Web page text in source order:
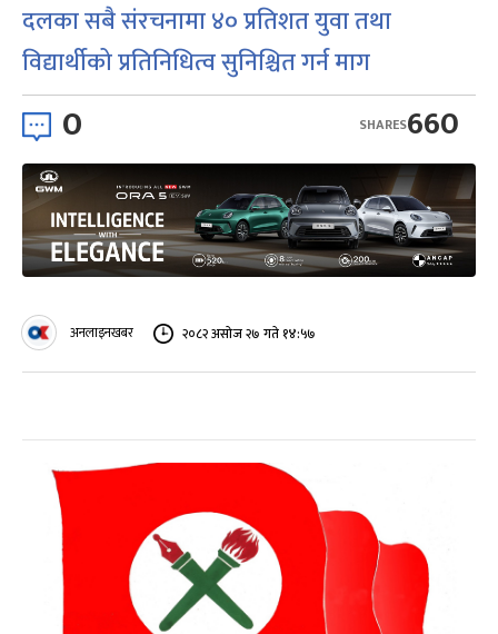
दलका सबै संरचनामा ४० प्रतिशत युवा तथा
विद्यार्थीको प्रतिनिधित्व सुनिश्चित गर्न माग
0 660
SHARES
अनलाइनखबर २०८२ असोज २७ गते १४:५७